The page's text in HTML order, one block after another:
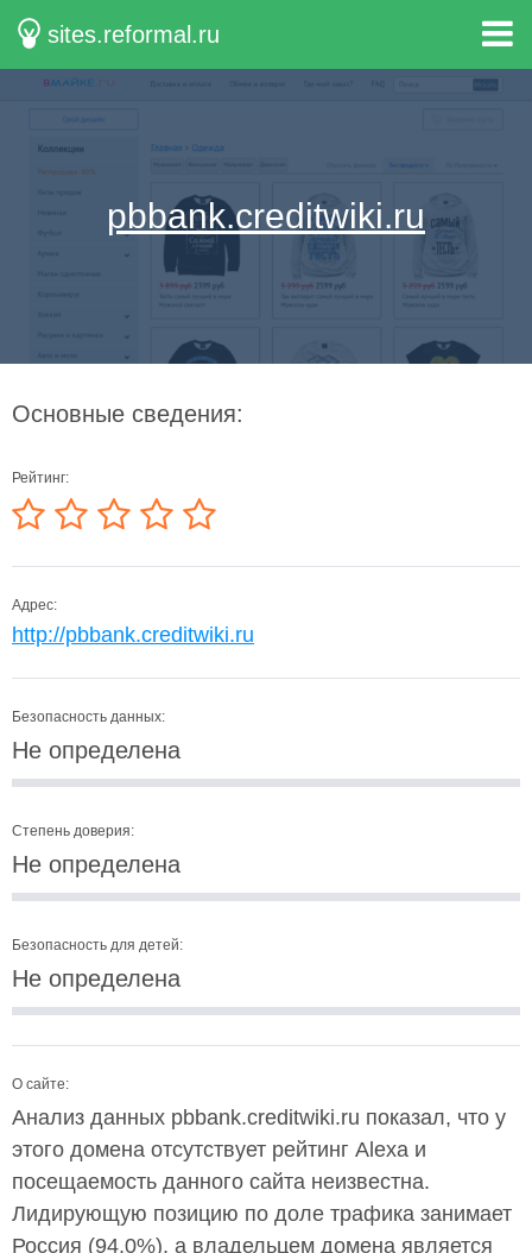
sites.reformal.ru
pbbank.creditwiki.ru
Основные сведения:
Рейтинг:
Адрес:
http://pbbank.creditwiki.ru
Безопасность данных:
Не определена
Степень доверия:
Не определена
Безопасность для детей:
Не определена
О сайте:
Анализ данных pbbank.creditwiki.ru показал, что у
этого домена отсутствует рейтинг Alexa и
посещаемость данного сайта неизвестна.
Лидирующую позицию по доле трафика занимает
Россия (94,0%), а владельцем домена является